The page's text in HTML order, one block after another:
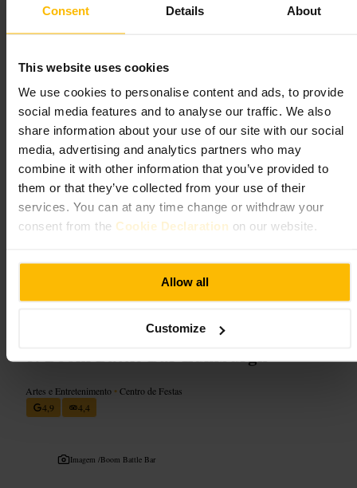
Consent Details About
This website uses cookies
We use cookies to personalise content and ads, to provide
social media features and to analyse our traffic. We also
share information about your use of our site with our social
media, advertising and analytics partners who may
combine it with other information that you’ve provided to
them or that they’ve collected from your use of their
services. You can at any time change or withdraw your
consent from the Cookie Declaration on our website.
Allow all
Customize
O que esperar
Uma carta ampla de vinhos por copo e garrafa, provas guiadas de
whisky e petiscos pensados para partilhar. O serviço é conhecedor e
disponível, capaz de sugerir harmonizações e explicar a origem dos
produtos. Espaço reduzido, mesas próximas e iluminação quente,
criando um ambiente confortável sem formalidade.
Planeie a sua visita
Reserve se quiser garantir mesa nas horas de maior afluência. Vá com
um grupo para partilhar várias tábuas, ou peça ao staff uma seleção
basta.
244 Canongate, Edinburgh EH8 8AB, UK
Boom Battle Bar Edinburgh
Artes e Entretenimento •Centro de Festas
4,9
4,4
Imagem /Boom Battle Bar